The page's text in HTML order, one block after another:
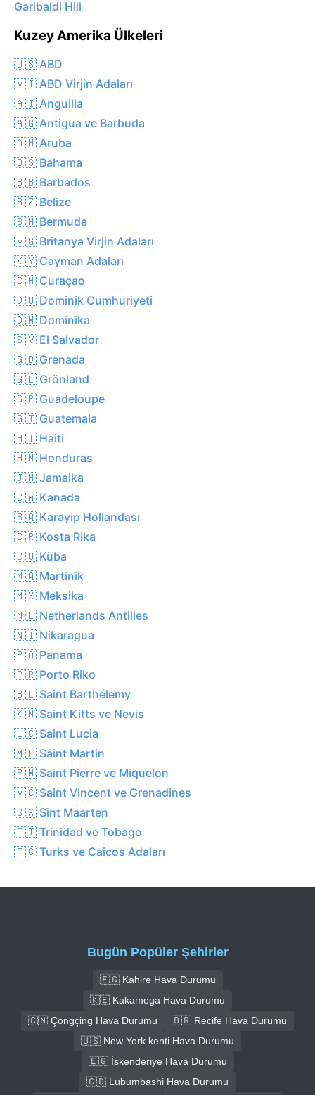
Garibaldi Hill
Kuzey Amerika Ülkeleri
🇺🇸 ABD
🇻🇮 ABD Virjin Adaları
🇦🇮 Anguilla
🇦🇬 Antigua ve Barbuda
🇦🇼 Aruba
🇧🇸 Bahama
🇧🇧 Barbados
🇧🇿 Belize
🇧🇲 Bermuda
🇻🇬 Britanya Virjin Adaları
🇰🇾 Cayman Adaları
🇨🇼 Curaçao
🇩🇴 Dominik Cumhuriyeti
🇩🇲 Dominika
🇸🇻 El Salvador
🇬🇩 Grenada
🇬🇱 Grönland
🇬🇵 Guadeloupe
🇬🇹 Guatemala
🇭🇹 Haiti
🇭🇳 Honduras
🇯🇲 Jamaika
🇨🇦 Kanada
🇧🇶 Karayip Hollandası
🇨🇷 Kosta Rika
🇨🇺 Küba
🇲🇶 Martinik
🇲🇽 Meksika
🇳🇱 Netherlands Antilles
🇳🇮 Nikaragua
🇵🇦 Panama
🇵🇷 Porto Riko
🇧🇱 Saint Barthélemy
🇰🇳 Saint Kitts ve Nevis
🇱🇨 Saint Lucia
🇲🇫 Saint Martin
🇵🇲 Saint Pierre ve Miquelon
🇻🇨 Saint Vincent ve Grenadines
🇸🇽 Sint Maarten
🇹🇹 Trinidad ve Tobago
🇹🇨 Turks ve Caicos Adaları
Bugün Popüler Şehirler
🇪🇬 Kahire Hava Durumu
🇰🇪 Kakamega Hava Durumu
🇨🇳 Çongçing Hava Durumu
🇧🇷 Recife Hava Durumu
🇺🇸 New York kenti Hava Durumu
🇪🇬 İskenderiye Hava Durumu
🇨🇩 Lubumbashi Hava Durumu